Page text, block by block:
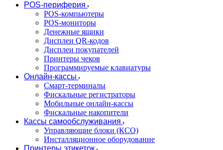
POS-периферия
POS-компьютеры
POS-мониторы
Денежные ящики
Дисплеи QR-кодов
Дисплеи покупателей
Принтеры чеков
Программируемые клавиатуры
Онлайн-кассы
Смарт-терминалы
Фискальные регистраторы
Мобильные онлайн-кассы
Фискальные накопители
Кассы самообслуживания
Управляющие блоки (КСО)
Инсталляционное оборудование
Принтеры этикеток